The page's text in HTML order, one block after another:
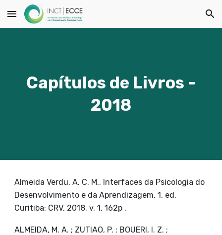
Skip to main content Skip to navigation
Capítulos de Livros -
2018
Almeida Verdu, A. C. M.. Interfaces da Psicologia do
Desenvolvimento e da Aprendizagem. 1. ed.
Curitiba: CRV, 2018. v. 1. 162p .
ALMEIDA, M. A. ; ZUTIAO, P. ; BOUERI, I. Z. ;